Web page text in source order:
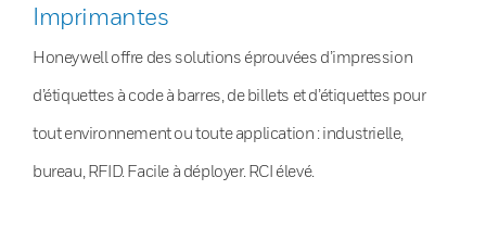
Imprimantes
Honeywell offre des solutions éprouvées d’impression
d’étiquettes à code à barres, de billets et d’étiquettes pour
tout environnement ou toute application : industrielle,
bureau, RFID. Facile à déployer. RCI élevé.